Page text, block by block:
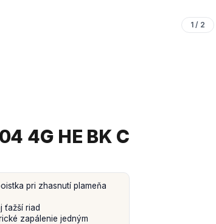
1 / 2
4G HE BK C
pri zhasnutí plameňa
ťažší riad
zapálenie jedným